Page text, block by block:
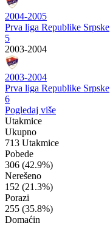
2004-2005
Prva liga Republike Srpske
5
2003-2004
2003-2004
Prva liga Republike Srpske
6
Pogledaj više
Utakmice
Ukupno
713 Utakmice
Pobede
306 (42.9%)
Nerešeno
152 (21.3%)
Porazi
255 (35.8%)
Domaćin